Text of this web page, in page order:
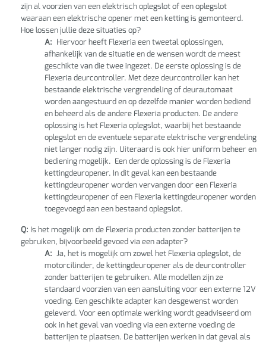
zijn al voorzien van een elektrisch oplegslot of een oplegslot
waaraan een elektrische opener met een ketting is gemonteerd.
Hoe lossen jullie deze situaties op?
A: Hiervoor heeft Flexeria een tweetal oplossingen,
afhankelijk van de situatie en de wensen wordt de meest
geschikte van die twee ingezet. De eerste oplossing is de
Flexeria deurcontroller. Met deze deurcontroller kan het
bestaande elektrische vergrendeling of deurautomaat
worden aangestuurd en op dezelfde manier worden bediend
en beheerd als de andere Flexeria producten. De andere
oplossing is het Flexeria oplegslot, waarbij het bestaande
oplegslot en de eventuele separate elektrische vergrendeling
niet langer nodig zijn. Uiteraard is ook hier uniform beheer en
bediening mogelijk. Een derde oplossing is de Flexeria
kettingdeuropener. In dit geval kan een bestaande
kettingdeuropener worden vervangen door een Flexeria
kettingdeuropener of een Flexeria kettingdeuropener worden
toegevoegd aan een bestaand oplegslot.
Q: Is het mogelijk om de Flexeria producten zonder batterijen te
gebruiken, bijvoorbeeld gevoed via een adapter?
A: Ja, het is mogelijk om zowel het Flexeria oplegslot, de
motorcilinder, de kettingdeuropener als de deurcontroller
zonder batterijen te gebruiken. Alle modellen zijn ze
standaard voorzien van een aansluiting voor een externe 12V
voeding. Een geschikte adapter kan desgewenst worden
geleverd. Voor een optimale werking wordt geadviseerd om
ook in het geval van voeding via een externe voeding de
batterijen te plaatsen. De batterijen werken in dat geval als